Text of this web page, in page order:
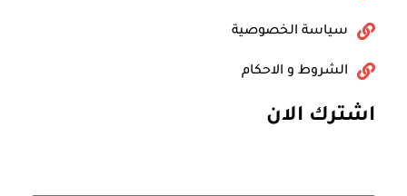
سياسة الخصوصية
الشروط و الاحكام
اشترك الان